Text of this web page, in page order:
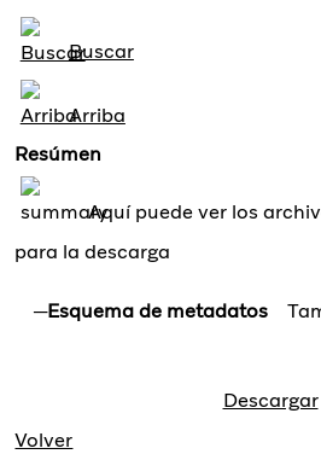
Buscar
Arriba
Resúmen
Aquí puede ver los
para la descarga
Esquema de metadatos
Descargar
Volver